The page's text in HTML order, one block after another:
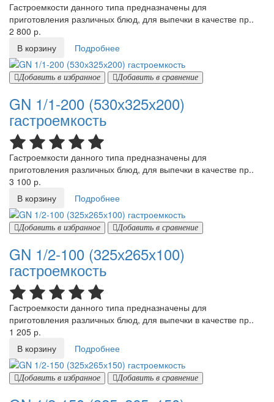
Гастроемкости данного типа предназначены для
приготовления различных блюд, для выпечки в качестве пр..
2 800 р.
В корзину
Подробнее
Добавить в избранное Добавить в сравнение
GN 1/1-200 (530х325х200)
гастроемкость
Гастроемкости данного типа предназначены для
приготовления различных блюд, для выпечки в качестве пр..
3 100 р.
В корзину
Подробнее
Добавить в избранное Добавить в сравнение
GN 1/2-100 (325х265х100)
гастроемкость
Гастроемкости данного типа предназначены для
приготовления различных блюд, для выпечки в качестве пр..
1 205 р.
В корзину
Подробнее
Добавить в избранное Добавить в сравнение